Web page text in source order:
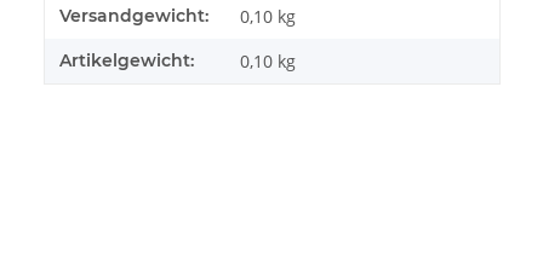
Produkteigenschaft
Wert
Versandgewicht: 0,10 kg
Artikelgewicht: 0,10 kg